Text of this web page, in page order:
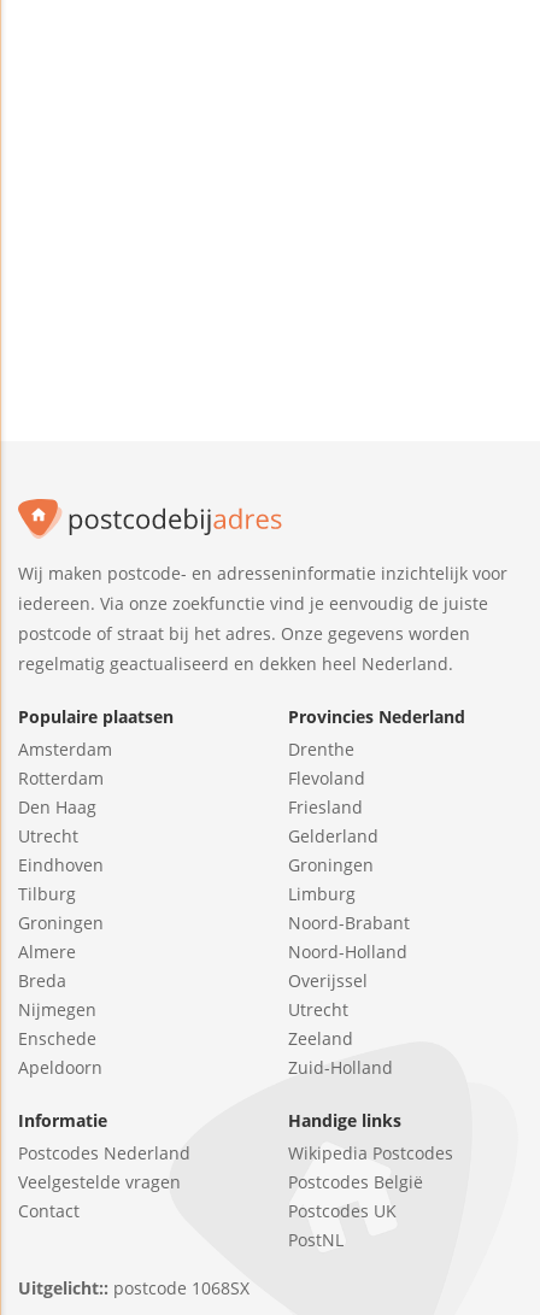
Wij maken postcode- en adresseninformatie inzichtelijk voor
iedereen. Via onze zoekfunctie vind je eenvoudig de juiste
postcode of straat bij het adres. Onze gegevens worden
regelmatig geactualiseerd en dekken heel Nederland.
Populaire plaatsen
Amsterdam
Rotterdam
Den Haag
Utrecht
Eindhoven
Tilburg
Groningen
Almere
Breda
Nijmegen
Enschede
Apeldoorn
Provincies Nederland
Drenthe
Flevoland
Friesland
Gelderland
Groningen
Limburg
Noord-Brabant
Noord-Holland
Overijssel
Utrecht
Zeeland
Zuid-Holland
Informatie
Postcodes Nederland
Veelgestelde vragen
Contact
Handige links
Wikipedia Postcodes
Postcodes België
Postcodes UK
PostNL
Uitgelicht:: postcode 1068SX